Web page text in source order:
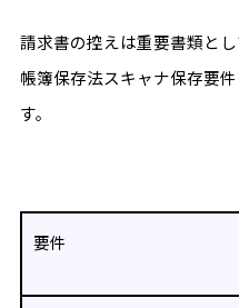
請求書の控えは重要書類と
帳簿保存法スキャナ保存要
す。
要件